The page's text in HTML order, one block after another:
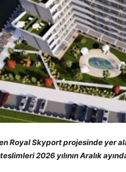
Royal Skyport projesinde yer
2026 yılının Aralık